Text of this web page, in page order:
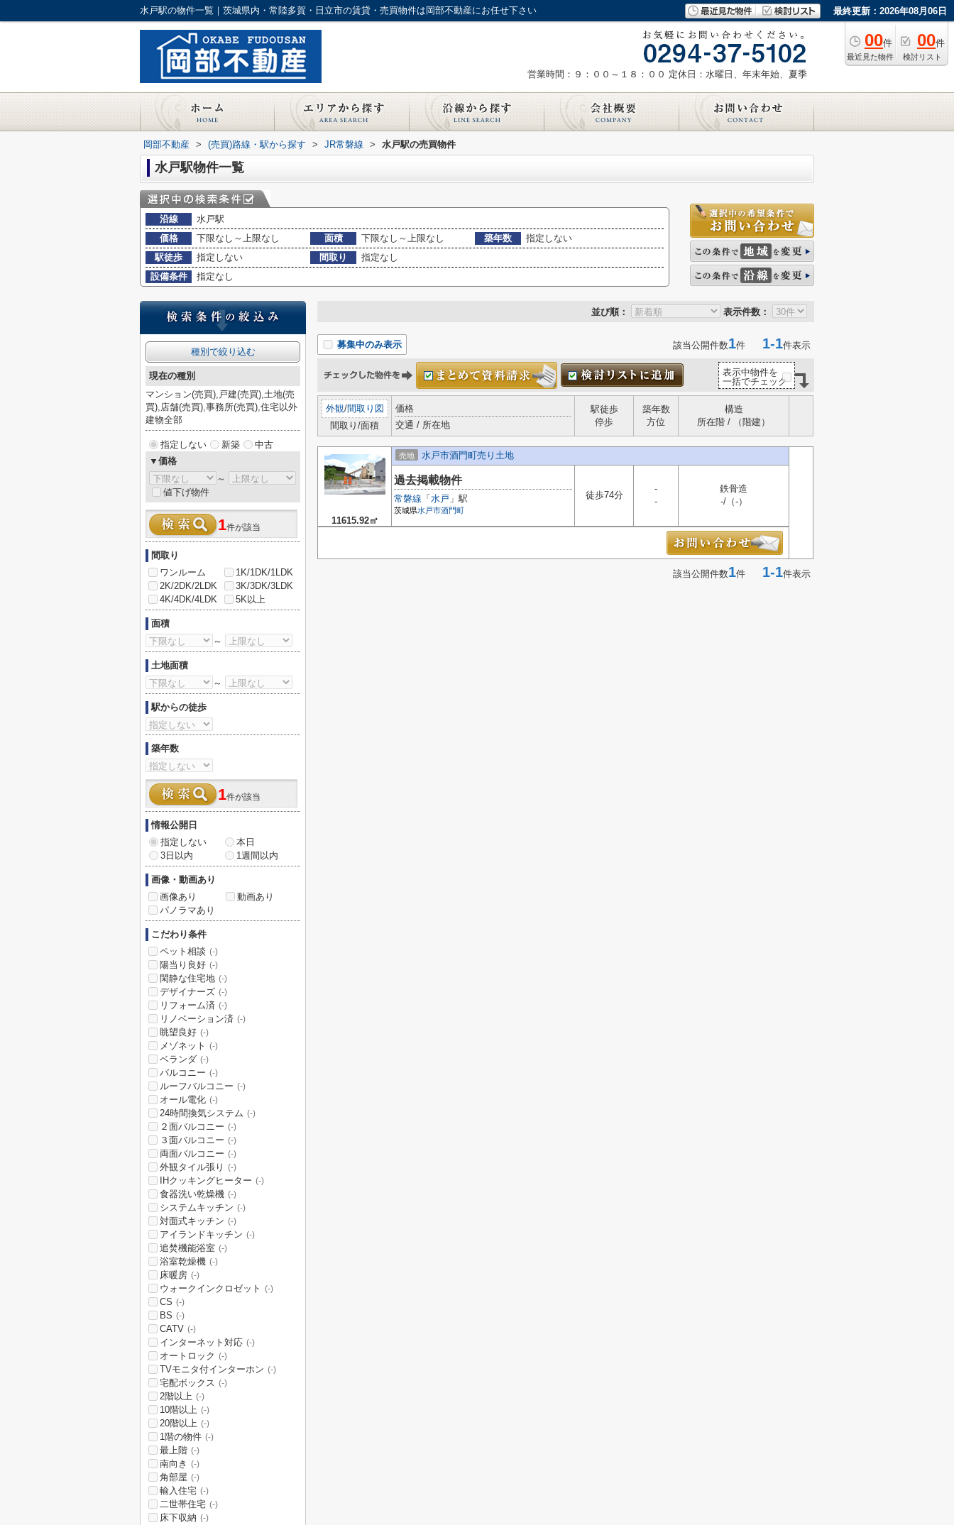
水戸駅の物件一覧｜茨城県内・常陸多賀・日立市の賃貸・売買物件は岡部不動産にお任せ下さい 最終更新：2026年08月06日
00件
最近見た物件
00件
検討リスト
営業時間：９：００～１８：００ 定休日：水曜日、年末年始、夏季
岡部不動産 > (売買)路線・駅から探す > JR常磐線 > 水戸駅の売買物件
水戸駅物件一覧
沿線
水戸駅
価格
下限なし～上限なし 面積 下限なし～上限なし 築年数
指定しない
駅徒歩
指定しない 間取り
指定なし
設備条件
指定なし
並び順： 表示件数：
募集中のみ表示 該当公開件数1件 1-1件表示
表示中物件を
一括でチェック
外観/間取り図
間取り/面積
価格
交通 / 所在地
駅徒歩
停歩
築年数
方位
構造
所在階 / （階建）
11615.92㎡
売地 水戸市酒門町売り土地
過去掲載物件
常磐線 「 水戸 」駅
茨城県水戸市酒門町
徒歩74分
-
-
鉄骨造
-/（-）
該当公開件数1件 1-1件表示
種別で絞り込む
現在の種別
マンション(売買),戸建(売買),土地(売
買),店舗(売買),事務所(売買),住宅以外
建物全部
指定しない 新築
中古
▼価格
～
値下げ物件
1件が該当
間取り
ワンルーム
1K/1DK/1LDK
2K/2DK/2LDK
3K/3DK/3LDK
4K/4DK/4LDK
5K以上
面積
～
土地面積
～
駅からの徒歩
築年数
1件が該当
情報公開日
指定しない
本日
3日以内
1週間以内
画像・動画あり
画像あり
動画あり
パノラマあり
こだわり条件
ペット相談 (-)
陽当り良好 (-)
閑静な住宅地 (-)
デザイナーズ (-)
リフォーム済 (-)
リノベーション済 (-)
眺望良好 (-)
メゾネット (-)
ベランダ (-)
バルコニー (-)
ルーフバルコニー (-)
オール電化 (-)
24時間換気システム (-)
２面バルコニー (-)
３面バルコニー (-)
両面バルコニー (-)
外観タイル張り (-)
IHクッキングヒーター (-)
食器洗い乾燥機 (-)
システムキッチン (-)
対面式キッチン (-)
アイランドキッチン (-)
追焚機能浴室 (-)
浴室乾燥機 (-)
床暖房 (-)
ウォークインクロゼット (-)
CS (-)
BS (-)
CATV (-)
インターネット対応 (-)
オートロック (-)
TVモニタ付インターホン (-)
宅配ボックス (-)
2階以上 (-)
10階以上 (-)
20階以上 (-)
1階の物件 (-)
最上階 (-)
南向き (-)
角部屋 (-)
輸入住宅 (-)
二世帯住宅 (-)
床下収納 (-)